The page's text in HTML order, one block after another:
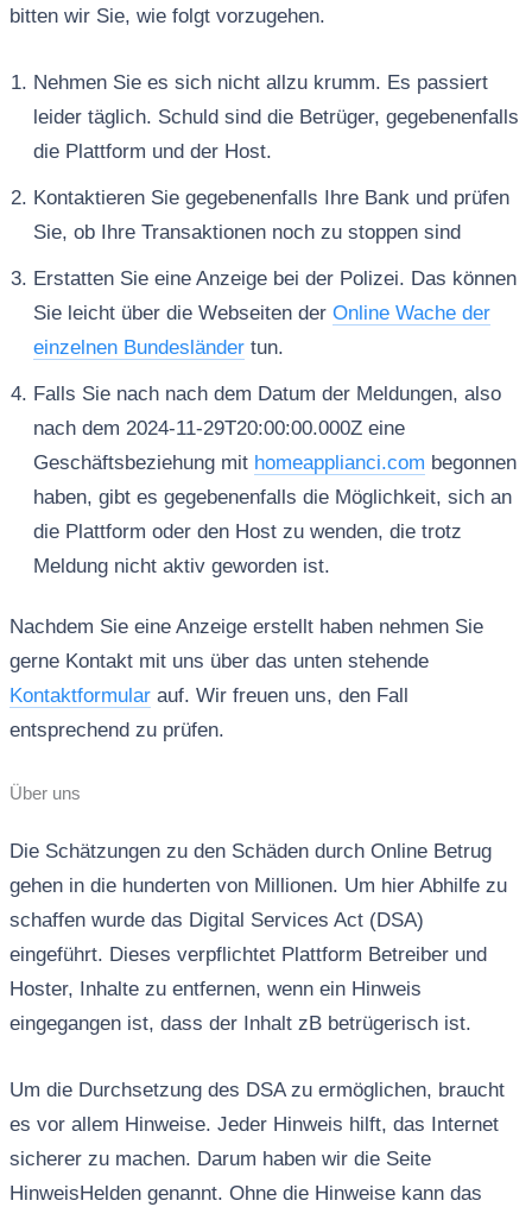
bitten wir Sie, wie folgt vorzugehen.
Nehmen Sie es sich nicht allzu krumm. Es passiert
leider täglich. Schuld sind die Betrüger, gegebenenfalls
die Plattform und der Host.
Kontaktieren Sie gegebenenfalls Ihre Bank und prüfen
Sie, ob Ihre Transaktionen noch zu stoppen sind
Erstatten Sie eine Anzeige bei der Polizei. Das können
Sie leicht über die Webseiten der Online Wache der
einzelnen Bundesländertun.
Falls Sie nach nach dem Datum der Meldungen, also
nach dem 2024-11-29T20:00:00.000Z eine
Geschäftsbeziehung mit homeapplianci.com begonnen
haben, gibt es gegebenenfalls die Möglichkeit, sich an
die Plattform oder den Host zu wenden, die trotz
Meldung nicht aktiv geworden ist.
Nachdem Sie eine Anzeige erstellt haben nehmen Sie
gerne Kontakt mit uns über das unten stehende
Kontaktformularauf. Wir freuen uns, den Fall
entsprechend zu prüfen.
Über uns
Die Schätzungen zu den Schäden durch Online Betrug
gehen in die hunderten von Millionen. Um hier Abhilfe zu
schaffen wurde das Digital Services Act (DSA)
eingeführt. Dieses verpflichtet Plattform Betreiber und
Hoster, Inhalte zu entfernen, wenn ein Hinweis
eingegangen ist, dass der Inhalt zB betrügerisch ist.
Um die Durchsetzung des DSA zu ermöglichen, braucht
es vor allem Hinweise. Jeder Hinweis hilft, das Internet
sicherer zu machen. Darum haben wir die Seite
HinweisHelden genannt. Ohne die Hinweise kann das